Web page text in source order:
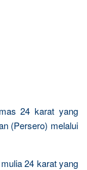
24 karat yang
(Persero) melalui
24 karat yang